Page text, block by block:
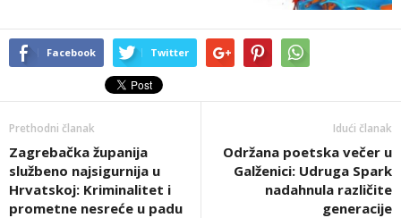
Facebook Twitter
Prethodni članak
Zagrebačka županija
službeno najsigurnija u
Hrvatskoj: Kriminalitet i
prometne nesreće u padu
Idući članak
Održana poetska večer u
Galženici: Udruga Spark
nadahnula različite
generacije